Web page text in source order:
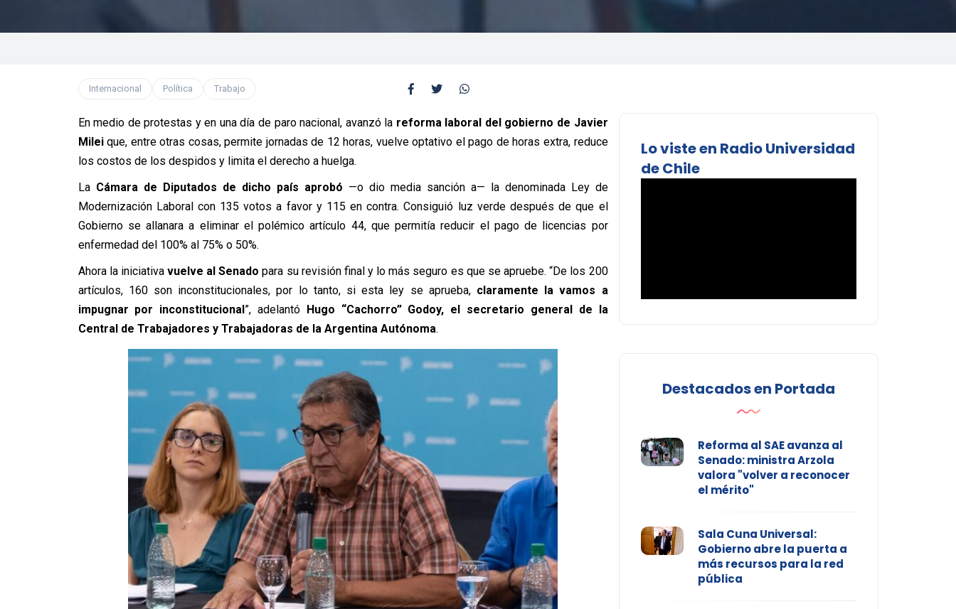
Internacional Política Trabajo
En medio de protestas y en una día de paro nacional, avanzó la reforma laboral del gobierno de Javier
Mileique, entre otras cosas, permite jornadas de 12 horas, vuelve optativo el pago de horas extra, reduce
los costos de los despidos y limita el derecho a huelga.
La Cámara de Diputados de dicho país aprobó —o dio media sanción a— la denominada Ley de
Modernización Laboral con 135 votos a favor y 115 en contra. Consiguió luz verde después de que el
Gobierno se allanara a eliminar el polémico artículo 44, que permitía reducir el pago de licencias por
enfermedad del 100% al 75% o 50%.
Ahora la iniciativa vuelve al Senado para su revisión final y lo más seguro es que se apruebe. “De los 200
artículos, 160 son inconstitucionales, por lo tanto, si esta ley se aprueba,claramente la vamos a
impugnar por inconstitucional”, adelantó Hugo “Cachorro” Godoy, el secretario general de la
Central de Trabajadores y Trabajadoras de la Argentina Autónoma.
Lo viste en Radio Universidad
de Chile
Destacados en Portada
Reforma al SAE avanza al
Senado: ministra Arzola
valora "volver a reconocer
el mérito"
Sala Cuna Universal:
Gobierno abre la puerta a
más recursos para la red
pública